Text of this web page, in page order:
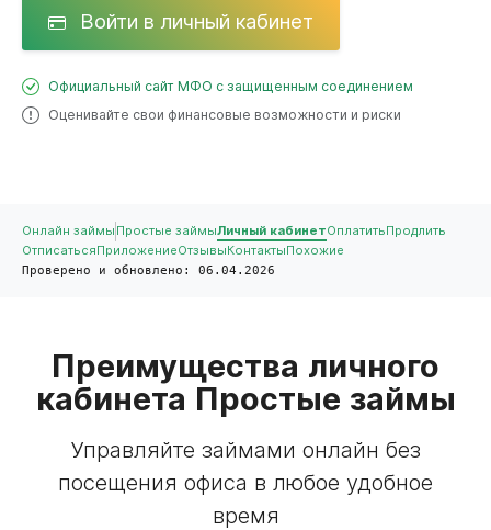
Войти в личный кабинет
Официальный сайт МФО с защищенным соединением
Оценивайте свои финансовые возможности и риски
Онлайн займы Простые займыЛичный кабинетОплатить Продлить
Отписаться ПриложениеОтзывы Контакты Похожие
Проверено и обновлено: 06.04.2026
Преимущества личного
кабинета Простые займы
Управляйте займами онлайн без
посещения офиса в любое удобное
время